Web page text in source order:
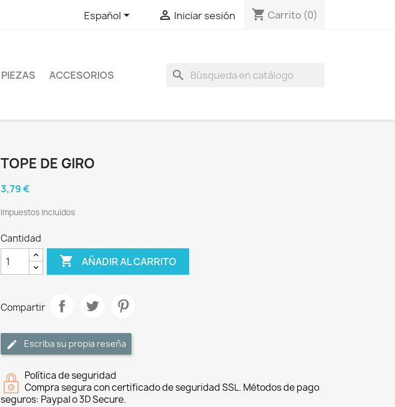
Español  Iniciar sesión shopping_cart Carrito (0)
PIEZAS ACCESORIOS search
TOPE DE GIRO
3,79 €
Impuestos incluidos
Cantidad
 AÑADIR AL CARRITO
Compartir
Escriba su propia reseña
Política de seguridad
Compra segura con certificado de seguridad SSL. Métodos de pago
seguros: Paypal o 3D Secure.